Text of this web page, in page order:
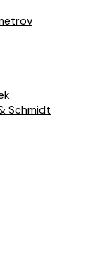
Schmidt